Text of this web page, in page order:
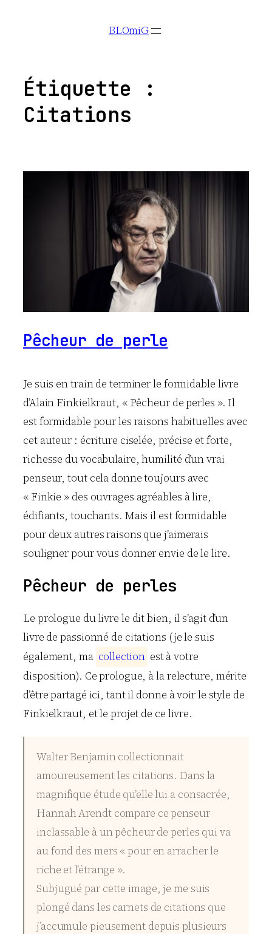
BLOmiG
Étiquette :
Citations
Pêcheur de perle
Je suis en train de terminer le formidable livre
d’Alain Finkielkraut, « Pêcheur de perles ». Il
est formidable pour les raisons habituelles avec
cet auteur : écriture ciselée, précise et forte,
richesse du vocabulaire, humilité d’un vrai
penseur, tout cela donne toujours avec
« Finkie » des ouvrages agréables à lire,
édifiants, touchants. Mais il est formidable
pour deux autres raisons que j’aimerais
souligner pour vous donner envie de le lire.
Pêcheur de perles
Le prologue du livre le dit bien, il s’agit d’un
livre de passionné de citations (je le suis
également, ma collection est à votre
disposition). Ce prologue, à la relecture, mérite
d’être partagé ici, tant il donne à voir le style de
Finkielkraut, et le projet de ce livre.
Walter Benjamin collectionnait
amoureusement les citations. Dans la
magnifique étude qu’elle lui a consacrée,
Hannah Arendt compare ce penseur
inclassable à un pêcheur de perles qui va
au fond des mers « pour en arracher le
riche et l’étrange ».
Subjugué par cette image, je me suis
plongé dans les carnets de citations que
j’accumule pieusement depuis plusieurs